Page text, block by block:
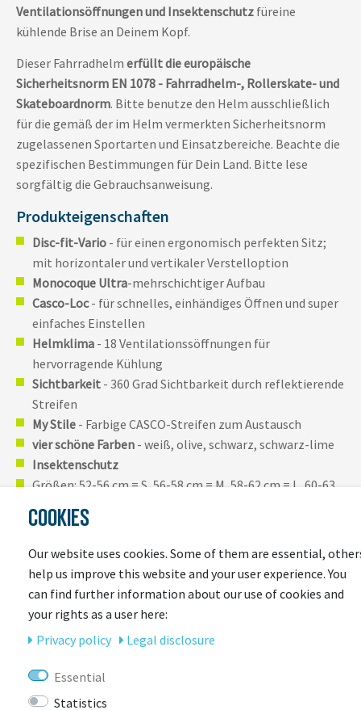
Ventilationsöffnungen und Insektenschutz füreine
kühlende Brise an Deinem Kopf.
Dieser Fahrradhelm erfüllt die europäische
Sicherheitsnorm EN 1078 - Fahrradhelm-, Rollerskate- und
Skateboardnorm. Bitte benutze den Helm ausschließlich
für die gemäß der im Helm vermerkten Sicherheitsnorm
zugelassenen Sportarten und Einsatzbereiche. Beachte die
spezifischen Bestimmungen für Dein Land. Bitte lese
sorgfältig die Gebrauchsanweisung.
Produkteigenschaften
Disc-fit-Vario - für einen ergonomisch perfekten Sitz;
mit horizontaler und vertikaler Verstelloption
Monocoque Ultra-mehrschichtiger Aufbau
Casco-Loc- für schnelles, einhändiges Öffnen und super
einfaches Einstellen
Helmklima - 18 Ventilationssöffnungen für
hervorragende Kühlung
Sichtbarkeit - 360 Grad Sichtbarkeit durch reflektierende
Streifen
My Stile - Farbige CASCO-Streifen zum Austausch
vier schöne Farben - weiß, olive, schwarz, schwarz-lime
Insektenschutz
Größen: 52-56 cm = S, 56-58 cm = M, 58-62 cm = L, 60-63
Roadster Fahrradhelm:
mehrschichtiger Aufbau
Casco-Loc zum Einstellen
My Stile - individueller Look
reflektierende Streifen
COOKIES
Our website uses cookies. Some of them are essential,
help us improve this website and your user experience. You
can find further information about our use of cookies and
your rights as a user here:
Privacy policy
Legal disclosure
Essential
Statistics